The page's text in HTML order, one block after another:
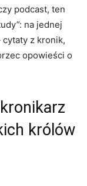
podcast, ten
na jednej
z kronik,
opowieści o
królów